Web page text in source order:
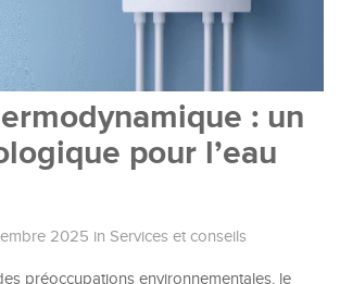
: un
pour l’eau
2025 in Services et conseils
préoccupations environnementales, le